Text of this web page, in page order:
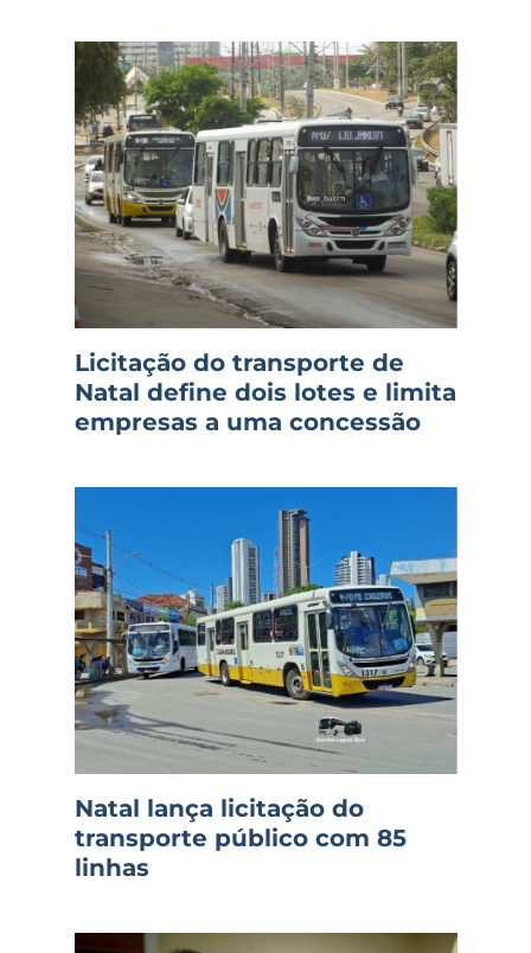
Licitação do transporte de
Natal define dois lotes e limita
empresas a uma concessão
Natal lança licitação do
transporte público com 85
linhas